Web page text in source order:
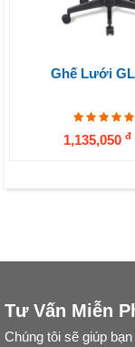
Ghế Lưới
1,135,050 đ
Tư Vấn Miễn
Chúng tôi sẽ giúp